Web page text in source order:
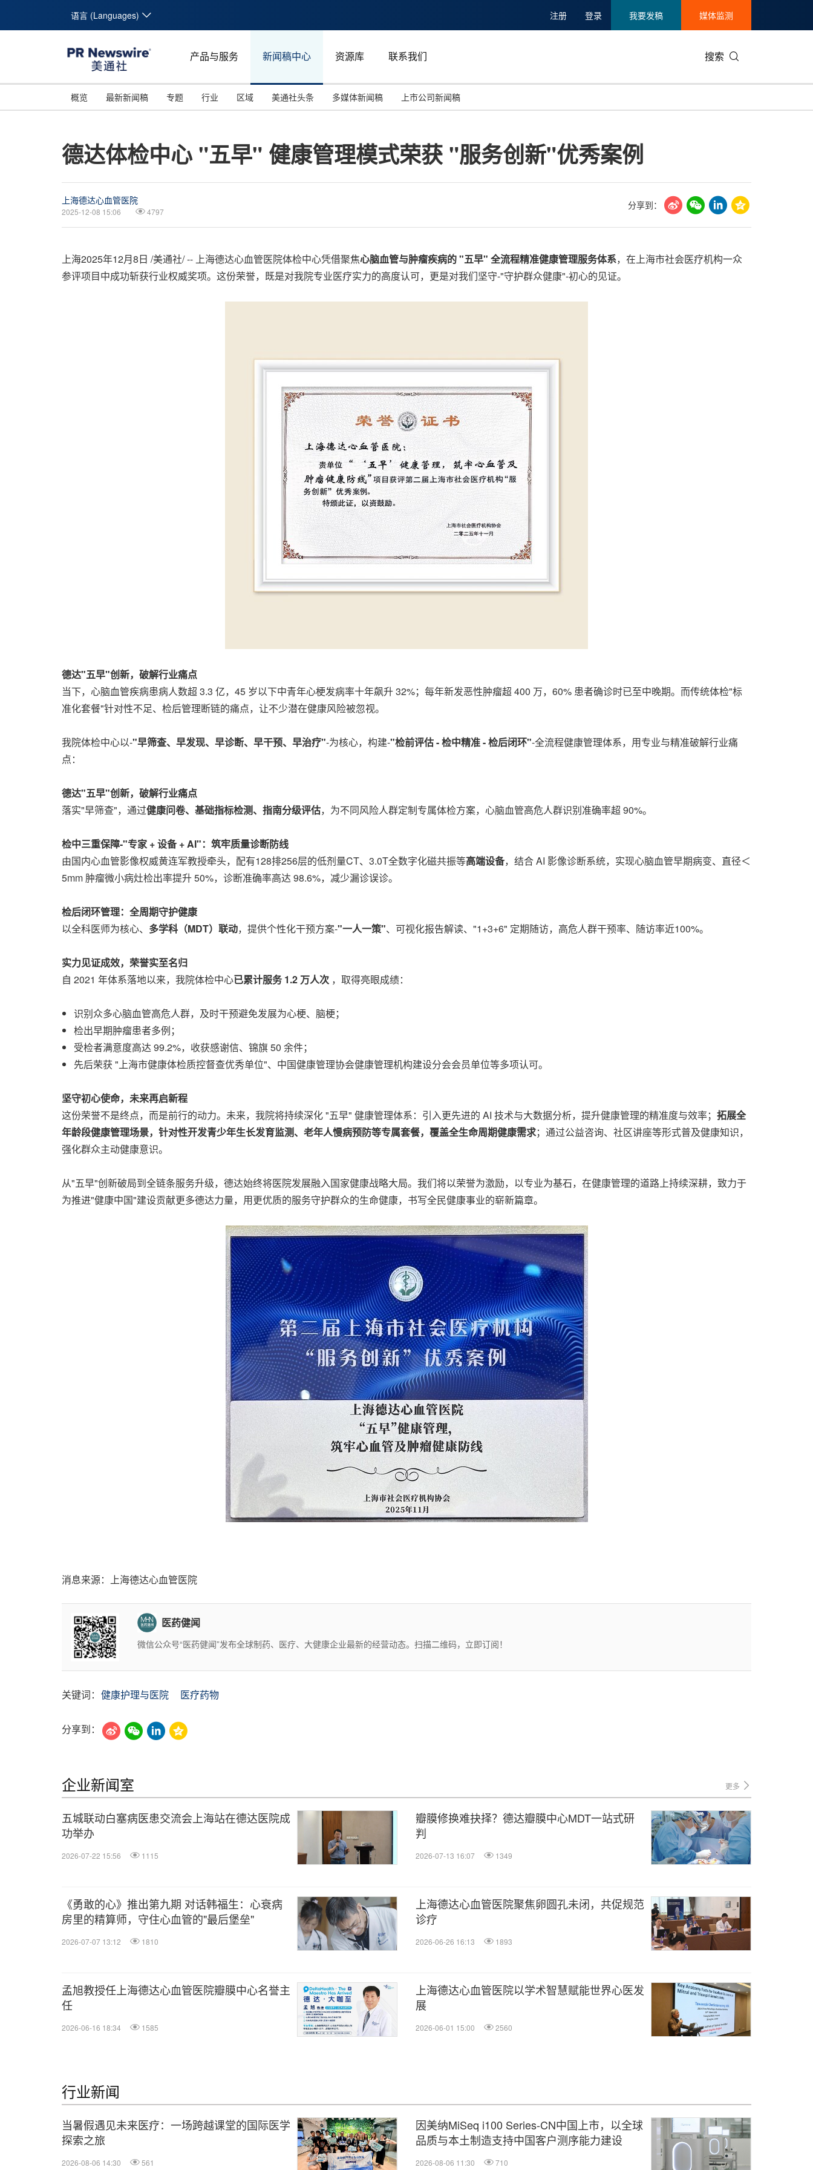
语言 (Languages) 注册 登录 我要发稿 媒体监测
产品与服务 新闻稿中心 资源库 联系我们 搜索
概览 最新新闻稿 专题
投资并购
碳中和
美国临床肿瘤学会(ASCO)
行业
能源化工与环保
娱乐时尚与艺术
区域
马来西亚
新加坡
美通社头条 多媒体新闻稿 上市公司新闻稿
德达体检中心 "五早" 健康管理模式荣获 "服务创新"优秀案例
上海德达心血管医院
2025-12-08 15:06 4797
分享到：
上海2025年12月8日 /美通社/ -- 上海德达心血管医院体检中心凭借聚焦心脑血管与肿瘤疾病的 "五早" 全流程精准健康管理服务体系，在上海市社会医疗机构一众
参评项目中成功斩获行业权威奖项。这份荣誉，既是对我院专业医疗实力的高度认可，更是对我们坚守-"守护群众健康"-初心的见证。
德达"五早"创新，破解行业痛点
当下，心脑血管疾病患病人数超 3.3 亿，45 岁以下中青年心梗发病率十年飙升 32%；每年新发恶性肿瘤超 400 万，60% 患者确诊时已至中晚期。而传统体检"标
准化套餐"针对性不足、检后管理断链的痛点，让不少潜在健康风险被忽视。
我院体检中心以-"早筛查、早发现、早诊断、早干预、早治疗"-为核心，构建-"检前评估 - 检中精准 - 检后闭环"-全流程健康管理体系，用专业与精准破解行业痛
点：
德达"五早"创新，破解行业痛点
落实"早筛查"，通过健康问卷、基础指标检测、指南分级评估，为不同风险人群定制专属体检方案，心脑血管高危人群识别准确率超 90%。
检中三重保障-"专家 + 设备 + AI"：筑牢质量诊断防线
由国内心血管影像权威黄连军教授牵头，配有128排256层的低剂量CT、3.0T全数字化磁共振等高端设备，结合 AI 影像诊断系统，实现心脑血管早期病变、直径＜
5mm 肿瘤微小病灶检出率提升 50%，诊断准确率高达 98.6%，减少漏诊误诊。
检后闭环管理：全周期守护健康
以全科医师为核心、 多学科（MDT）联动，提供个性化干预方案-"一人一策"、可视化报告解读、"1+3+6" 定期随访，高危人群干预率、随访率近100%。
实力见证成效，荣誉实至名归
自 2021 年体系落地以来，我院体检中心已累计服务 1.2 万人次 ，取得亮眼成绩：
识别众多心脑血管高危人群，及时干预避免发展为心梗、脑梗；
检出早期肿瘤患者多例；
受检者满意度高达 99.2%，收获感谢信、锦旗 50 余件；
先后荣获 "上海市健康体检质控督查优秀单位"、中国健康管理协会健康管理机构建设分会会员单位等多项认可。
坚守初心使命，未来再启新程
这份荣誉不是终点，而是前行的动力。未来，我院将持续深化 "五早" 健康管理体系：引入更先进的 AI 技术与大数据分析，提升健康管理的精准度与效率； 拓展全
年龄段健康管理场景，针对性开发青少年生长发育监测、老年人慢病预防等专属套餐，覆盖全生命周期健康需求；通过公益咨询、社区讲座等形式普及健康知识，
强化群众主动健康意识。
从"五早"创新破局到全链条服务升级，德达始终将医院发展融入国家健康战略大局。我们将以荣誉为激励，以专业为基石，在健康管理的道路上持续深耕，致力于
为推进"健康中国"建设贡献更多德达力量，用更优质的服务守护群众的生命健康，书写全民健康事业的崭新篇章。
消息来源：上海德达心血管医院
医药健闻
微信公众号“医药健闻”发布全球制药、医疗、大健康企业最新的经营动态。扫描二维码，立即订阅！
关键词： 健康护理与医院 医疗药物
分享到：
企业新闻室 更多
五城联动白塞病医患交流会上海站在德达医院成
功举办
2026-07-22 15:56 1115
瓣膜修换难抉择？德达瓣膜中心MDT一站式研
判
2026-07-13 16:07 1349
《勇敢的心》推出第九期 对话韩福生：心衰病
房里的精算师，守住心血管的"最后堡垒"
2026-07-07 13:12 1810
上海德达心血管医院聚焦卵圆孔未闭，共促规范
诊疗
2026-06-26 16:13 1893
孟旭教授任上海德达心血管医院瓣膜中心名誉主
任
2026-06-16 18:34 1585
上海德达心血管医院以学术智慧赋能世界心医发
展
2026-06-01 15:00 2560
行业新闻
当暑假遇见未来医疗：一场跨越课堂的国际医学
探索之旅
2026-08-06 14:30 561
因美纳MiSeq i100 Series-CN中国上市，以全球
品质与本土制造支持中国客户测序能力建设
2026-08-06 11:30 710